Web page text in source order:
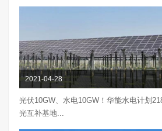
2021-04-28
光伏10GW、水电10GW！华能水电计划
光互补基地...